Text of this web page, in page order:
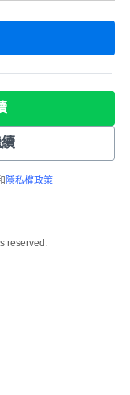
隱私權政策
reserved.